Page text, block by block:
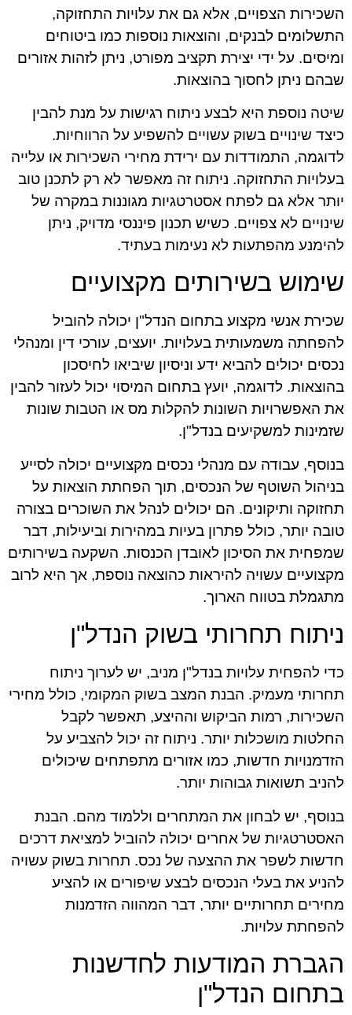
השכירות הצפויים, אלא גם את עלויות התחזוקה,
התשלומים לבנקים, והוצאות נוספות כמו ביטוחים
ומיסים. על ידי יצירת תקציב מפורט, ניתן לזהות אזורים
שבהם ניתן לחסוך בהוצאות.
שיטה נוספת היא לבצע ניתוח רגישות על מנת להבין
כיצד שינויים בשוק עשויים להשפיע על הרווחיות.
לדוגמה, התמודדות עם ירידת מחירי השכירות או עלייה
בעלויות התחזוקה. ניתוח זה מאפשר לא רק לתכנן טוב
יותר אלא גם לפתח אסטרטגיות מגוננות במקרה של
שינויים לא צפויים. כשיש תכנון פיננסי מדויק, ניתן
להימנע מהפתעות לא נעימות בעתיד.
שימוש בשירותים מקצועיים
שכירת אנשי מקצוע בתחום הנדל"ן יכולה להוביל
להפחתה משמעותית בעלויות. יועצים, עורכי דין ומנהלי
נכסים יכולים להביא ידע וניסיון שיביאו לחיסכון
בהוצאות. לדוגמה, יועץ בתחום המיסוי יכול לעזור להבין
את האפשרויות השונות להקלות מס או הטבות שונות
שזמינות למשקיעים בנדל"ן.
בנוסף, עבודה עם מנהלי נכסים מקצועיים יכולה לסייע
בניהול השוטף של הנכסים, תוך הפחתת הוצאות על
תחזוקה ותיקונים. הם יכולים לנהל את השוכרים בצורה
טובה יותר, כולל פתרון בעיות במהירות וביעילות, דבר
שמפחית את הסיכון לאובדן הכנסות. השקעה בשירותים
מקצועיים עשויה להיראות כהוצאה נוספת, אך היא לרוב
מתגמלת בטווח הארוך.
ניתוח תחרותי בשוק הנדל"ן
כדי להפחית עלויות בנדל"ן מניב, יש לערוך ניתוח
תחרותי מעמיק. הבנת המצב בשוק המקומי, כולל מחירי
השכירות, רמות הביקוש וההיצע, תאפשר לקבל
החלטות מושכלות יותר. ניתוח זה יכול להצביע על
הזדמנויות חדשות, כמו אזורים מתפתחים שיכולים
להניב תשואות גבוהות יותר.
בנוסף, יש לבחון את המתחרים וללמוד מהם. הבנת
האסטרטגיות של אחרים יכולה להוביל למציאת דרכים
חדשות לשפר את ההצעה של נכס. תחרות בשוק עשויה
להניע את בעלי הנכסים לבצע שיפורים או להציע
מחירים תחרותיים יותר, דבר המהווה הזדמנות
להפחתת עלויות.
הגברת המודעות לחדשנות
בתחום הנדל"ן